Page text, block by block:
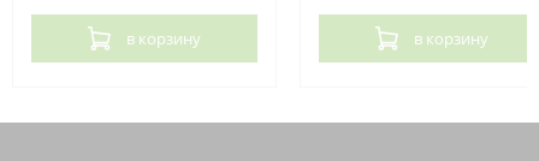
в корзину в корзину